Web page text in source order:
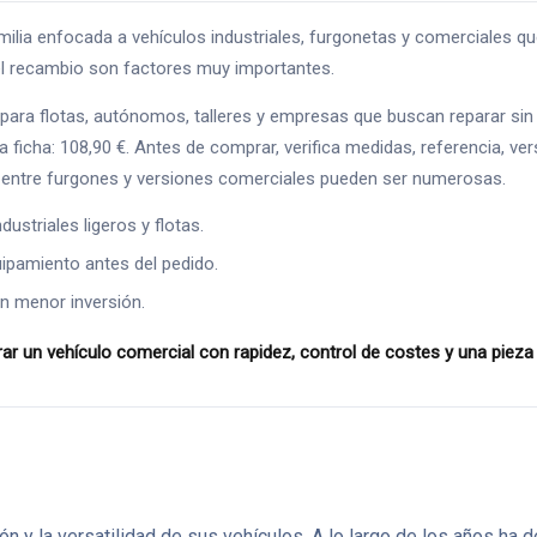
enfocada a vehículos industriales, furgonetas y comerciales
recambio son factores muy importantes.
flotas, autónomos, talleres y empresas que buscan reparar
ficha: 108,90 €. Antes de comprar, verifica medidas, referencia,
furgones y versiones comerciales pueden ser numerosas.
ligeros y flotas.
antes del pedido.
menor inversión.
un vehículo comercial con rapidez, control de costes y una